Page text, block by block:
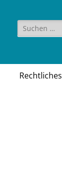
Suchen
nach:
Rechtliches